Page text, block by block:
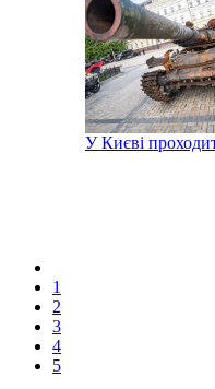
Тисячі
У Києві
1
2
3
4
5